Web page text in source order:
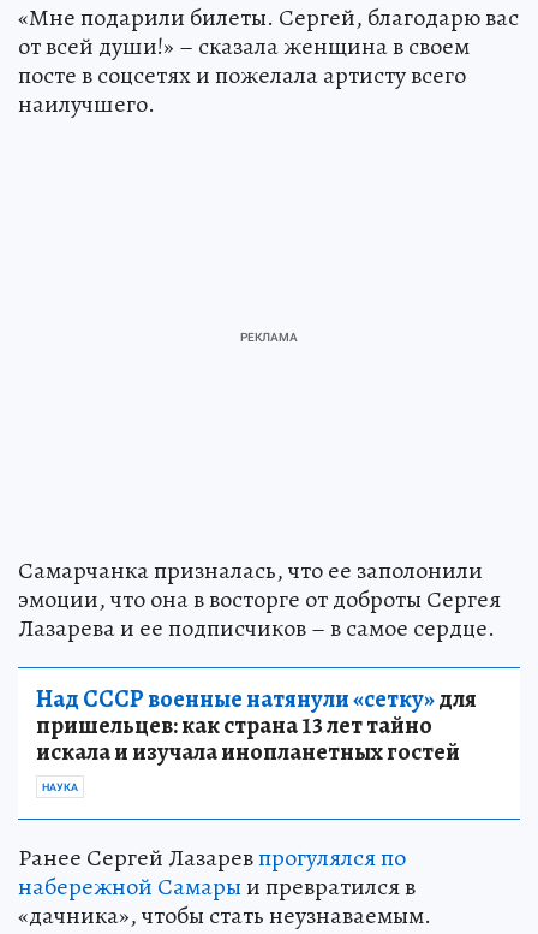
«Мне подарили билеты. Сергей, благодарю вас
от всей души!» – сказала женщина в своем
посте в соцсетях и пожелала артисту всего
наилучшего.
Самарчанка призналась, что ее заполонили
эмоции, что она в восторге от доброты Сергея
Лазарева и ее подписчиков – в самое сердце.
Над СССР военные натянули «сетку»для
пришельцев: как страна 13 лет тайно
искала и изучала инопланетных гостей
НАУКА
Ранее Сергей Лазаревпрогулялся по
набережной Самарыи превратился в
«дачника», чтобы стать неузнаваемым.